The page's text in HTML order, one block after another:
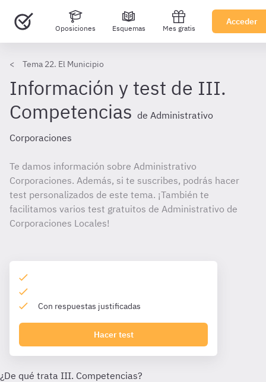
Oposiciones Esquemas Mes gratis
Acceder
Tema 22. El Municipio
Información y test de III.
Competencias de Administrativo
Corporaciones
Te damos información sobre Administrativo
Corporaciones. Además, si te suscribes, podrás hacer
test personalizados de este tema. ¡También te
facilitamos varios test gratuitos de Administrativo de
Corporaciones Locales!
Con respuestas justificadas
Hacer test